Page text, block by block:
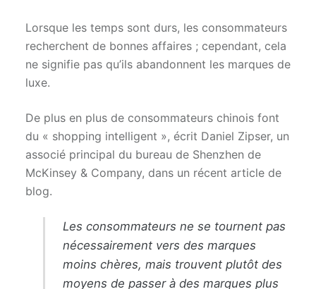
Lorsque les temps sont durs, les consommateurs
recherchent de bonnes affaires ; cependant, cela
ne signifie pas qu’ils abandonnent les marques de
luxe.
De plus en plus de consommateurs chinois font
du « shopping intelligent », écrit Daniel Zipser, un
associé principal du bureau de Shenzhen de
McKinsey & Company, dans un récent article de
blog.
Les consommateurs ne se tournent pas
nécessairement vers des marques
moins chères, mais trouvent plutôt des
moyens de passer à des marques plus